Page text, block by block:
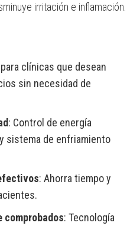
irritación e inflamación.
clínicas que desean
sin necesidad de
: Control de energía
sistema de enfriamiento
: Ahorra tiempo y
comprobados: Tecnología